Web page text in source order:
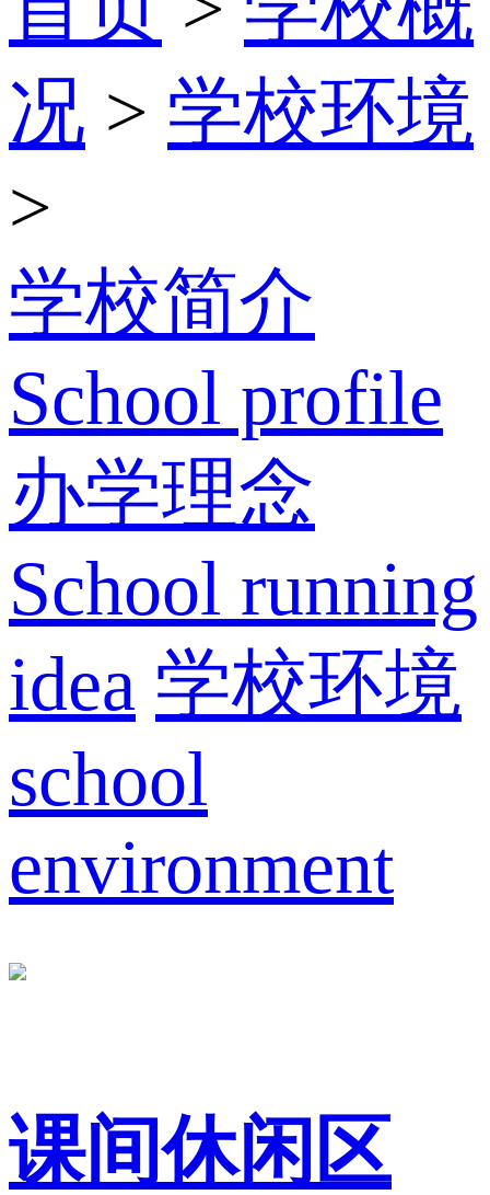
况 > 学校环境
>
学校简介
School profile
办学理念
School running
idea 学校环境
school
environment
课间休闲区